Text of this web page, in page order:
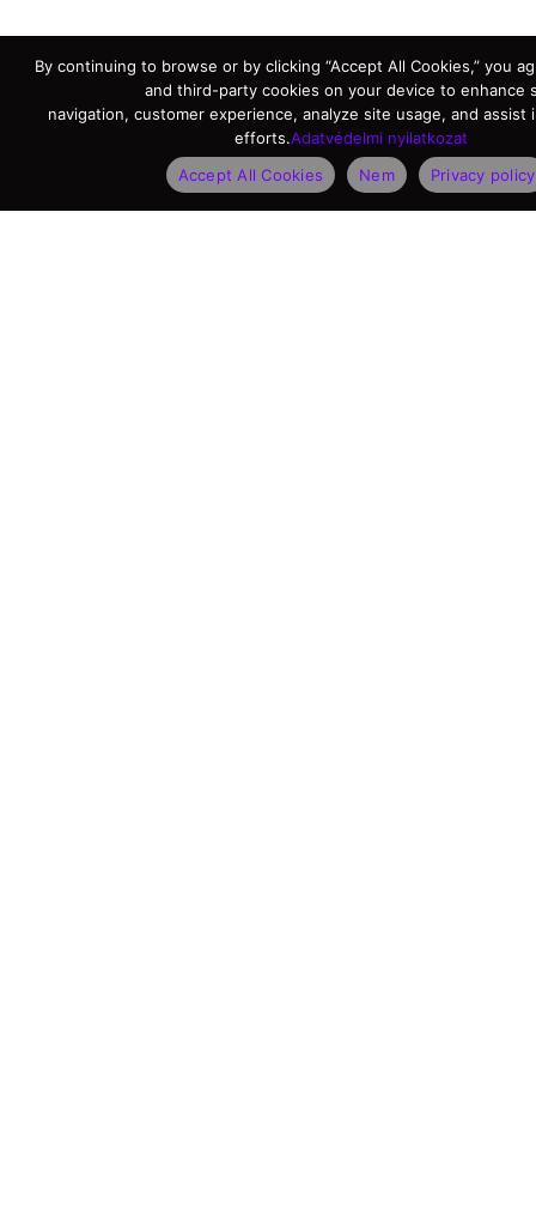
By continuing to browse or by clicking “Accept All Cookies,” you
and third-party cookies on your device to enhance
navigation, customer experience, analyze site usage, and assist
efforts.Adatvédelmi nyilatkozat
Accept All Cookies
Nem Privacy policy